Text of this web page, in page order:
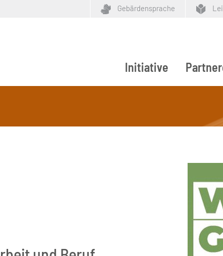
Gebärdensprache
Initiative